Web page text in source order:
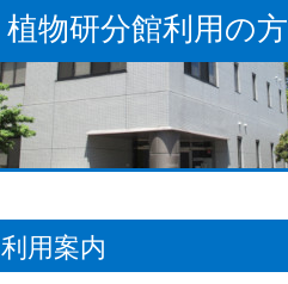
植物研分館利用の方
利用案内